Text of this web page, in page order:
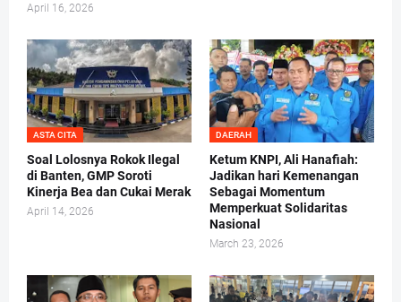
April 16, 2026
ASTA CITA
Soal Lolosnya Rokok Ilegal
di Banten, GMP Soroti
Kinerja Bea dan Cukai Merak
April 14, 2026
DAERAH
Ketum KNPI, Ali Hanafiah:
Jadikan hari Kemenangan
Sebagai Momentum
Memperkuat Solidaritas
Nasional
March 23, 2026